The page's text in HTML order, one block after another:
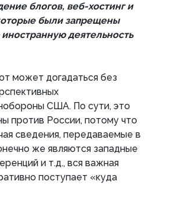
блогов, веб-хостинг и
были запрещены
деятельность
может догадаться без
США. По сути, это
против России, потому что
сведения, передаваемые в
же являются западные
и т.д., вся важная
поступает «куда